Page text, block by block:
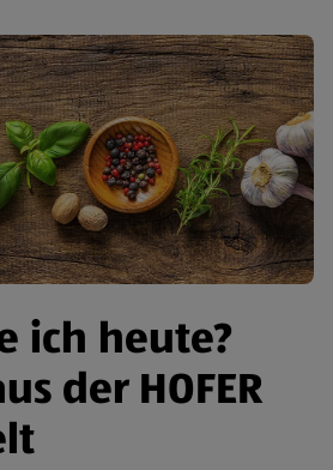
ich heute?
der HOFER